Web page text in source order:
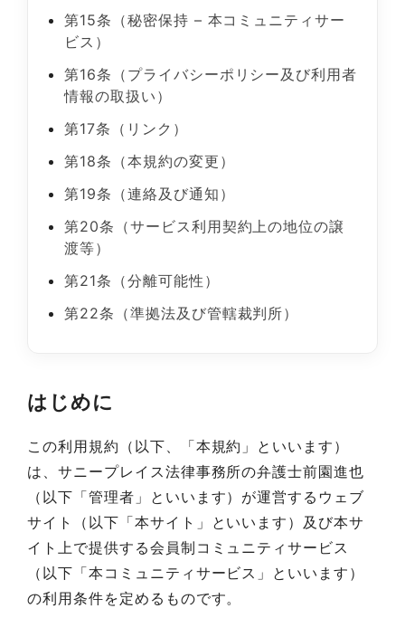
第15条（秘密保持 – 本コミュニティサー
ビス）
第16条（プライバシーポリシー及び利用者
情報の取扱い）
第17条（リンク）
第18条（本規約の変更）
第19条（連絡及び通知）
第20条（サービス利用契約上の地位の譲
渡等）
第21条（分離可能性）
第22条（準拠法及び管轄裁判所）
はじめに
この利用規約（以下、「本規約」といいます）
は、サニープレイス法律事務所の弁護士前園進也
（以下「管理者」といいます）が運営するウェブ
サイト（以下「本サイト」といいます）及び本サ
イト上で提供する会員制コミュニティサービス
（以下「本コミュニティサービス」といいます）
の利用条件を定めるものです。